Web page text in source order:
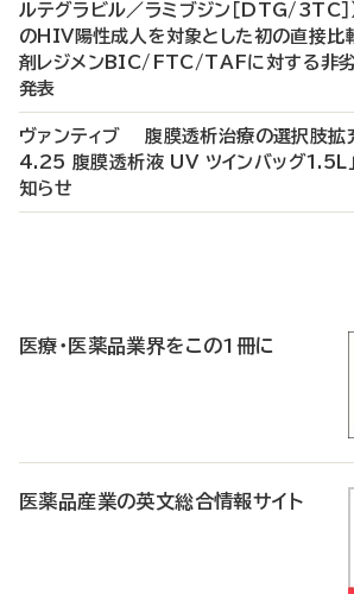
ルテグラビル／ラミブジン［DTG/3TC］
のHIV陽性成人を対象とした初の直接比
剤レジメンBIC/FTC/TAFに対する非劣
発表
ヴァンティブ 腹膜透析治療の選択肢拡
4.25 腹膜透析液 UV ツインバッグ1.5L
知らせ
医療・医薬品業界をこの1冊に
医薬品産業の英文総合情報サイト